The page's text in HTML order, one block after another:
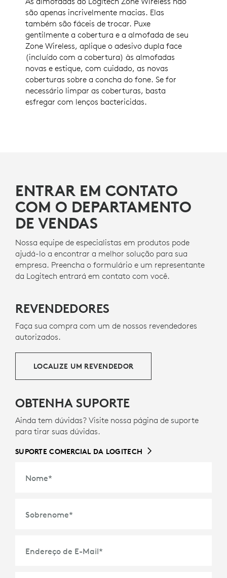
são apenas incrivelmente macias. Elas
também são fáceis de trocar. Puxe
gentilmente a cobertura e a almofada de seu
Zone Wireless, aplique o adesivo dupla face
(incluído com a cobertura) às almofadas
novas e estique, com cuidado, as novas
coberturas sobre a concha do fone. Se for
necessário limpar as coberturas, basta
esfregar com lenços bactericidas.
ENTRAR EM CONTATO
COM O DEPARTAMENTO
DE VENDAS
Nossa equipe de especialistas em produtos pode
ajudá-lo a encontrar a melhor solução para sua
empresa. Preencha o formulário e um representante
da Logitech entrará em contato com você.
REVENDEDORES
Faça sua compra com um de nossos revendedores
autorizados.
LOCALIZE UM REVENDEDOR
OBTENHA SUPORTE
Ainda tem dúvidas? Visite nossa página de suporte
para tirar suas dúvidas.
SUPORTE COMERCIAL DA LOGITECH
Nome*
Sobrenome*
Endereço de E-Mail*